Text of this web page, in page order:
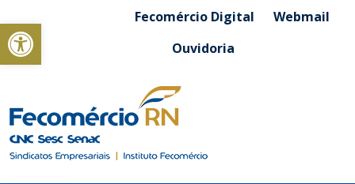
Abrir a barra de ferramentasFecomércio Digital
Webmail
Ouvidoria